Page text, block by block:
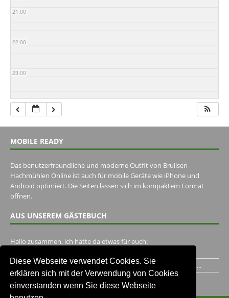
Diese Webseite verwendet Cookies. Sie
erklären sich mit der Verwendung von Cookies
einverstanden wenn Sie diese Webseite
21:00
22:00
23:00
MOBILE READY
Das benutzerfreundliche und moderne Outfit von Brullsen-
Hachmühlen Online ist auch für mobile Geräte wie iPhone und
Android optimiert. Die Seiten lassen sich im kompaktem Format
öffnen.
AUS UNSEREM GÄSTEBUCH
Hallo zusammen, ich hätte da etwas für euch:
Ich habe ein Jahr im Gasthaus Hugo Pape verbracht..Habe ihn...
Unser Gästebuch besuchen